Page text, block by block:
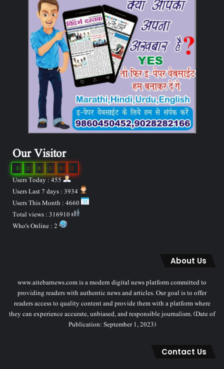
Our Visitor
2
0
3
8
2
3
Users Today : 455
About Us
www.aitebarnews.com is a modern digital news platform committed to
providing readers with authentic news and articles. Our goal is to offer
readers access to quality content and provide them with a platform where
they can experience accurate, unbiased, and responsible journalism. (Date of
Publication: September 1, 2023)
Contact Us